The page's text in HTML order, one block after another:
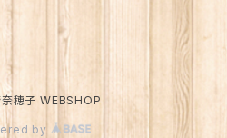
穂子 WEBSHOP
by